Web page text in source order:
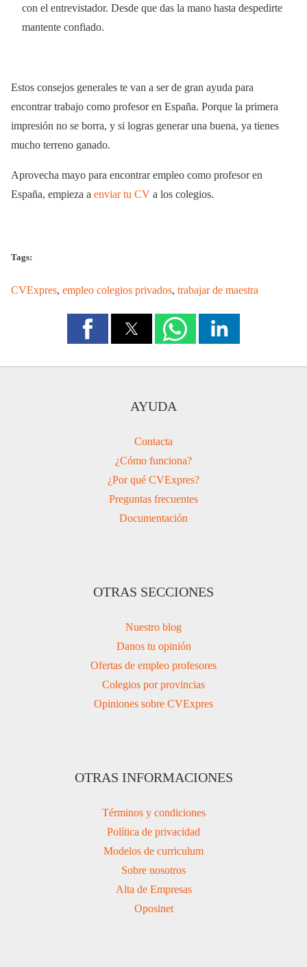
con el entrevistador. Desde que das la mano hasta despedirte
mantente confiado.
Estos consejos generales te van a ser de gran ayuda para
encontrar trabajo como profesor en España. Porque la primera
impresión no se borra, y si logras generar una buena, ya tienes
mucho terreno ganado.
Aprovecha mayo para encontrar empleo como profesor en
España, empieza a enviar tu CV a los colegios.
Tags:
CVExpres, empleo colegios privados, trabajar de maestra
AYUDA
Contacta
¿Cómo funciona?
¿Por qué CVExpres?
Preguntas frecuentes
Documentación
OTRAS SECCIONES
Nuestro blog
Danos tu opinión
Ofertas de empleo profesores
Colegios por provincias
Opiniones sobre CVExpres
OTRAS INFORMACIONES
Términos y condiciones
Política de privacidad
Modelos de curriculum
Sobre nosotros
Alta de Empresas
Oposinet